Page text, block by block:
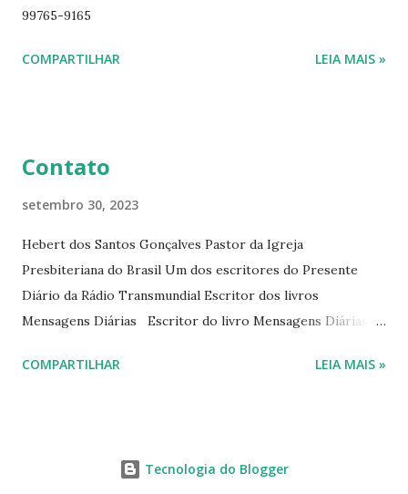
ano. Passagens bíblicas, ilustrações, histórias
Diário da Rádio Trans mundial a mais de 15 anos. Escreveu o
99765-9165
COMPARTILHAR LEIA MAIS »
Contato
setembro 30, 2023
Hebert dos Santos Gonçalves Pastor da Igreja
Presbiteriana do Brasil Um dos escritores do Presente
Diário da Rádio Transmundial Escritor dos livros
Mensagens Diárias Escritor do livro Mensagens Diárias da
livromensagensdiarias@gmail.com Whatsapp: (15) 99765-
www.facebook.com/livromensagensdiarias
COMPARTILHAR LEIA MAIS »
Tecnologia do Blogger